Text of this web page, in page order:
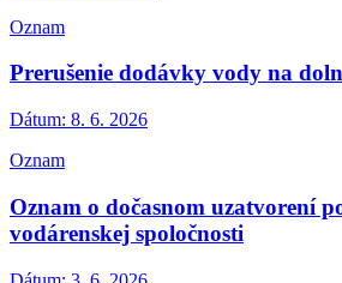
Oznam
Prerušenie dodávky vody na
Dátum: 8. 6. 2026
Oznam
Oznam o dočasnom uzatvorení
vodárenskej spoločnosti